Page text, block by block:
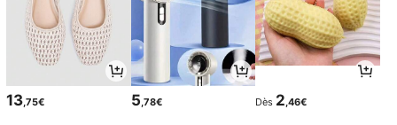
13,75€ 5,78€ Dès 2,46€